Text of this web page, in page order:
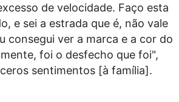
de velocidade. Faço esta
e sei a estrada que é, não vale
consegui ver a marca e a cor do
foi o desfecho que foi",
sentimentos [à família].